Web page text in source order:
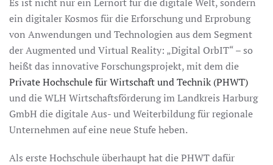
ein digitaler Kosmos für die Erforschung und Erprobung
von Anwendungen und Technologien aus dem Segment
der Augmented und Virtual Reality: „Digital OrbIT“ – so
heißt das innovative Forschungsprojekt, mit dem die
Private Hochschule für Wirtschaft und Technik (PHWT)
und die WLH Wirtschaftsförderung im Landkreis Harburg
GmbH die digitale Aus- und Weiterbildung für regionale
Unternehmen auf eine neue Stufe heben.
Als erste Hochschule überhaupt hat die PHWT dafür